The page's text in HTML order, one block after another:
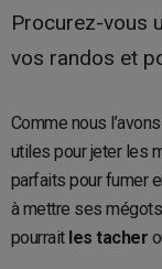
Procurez-vous
vos randos et
Comme nous
utiles pour jeter les
parfaits pour fumer
à mettre ses
pourraitles tacher